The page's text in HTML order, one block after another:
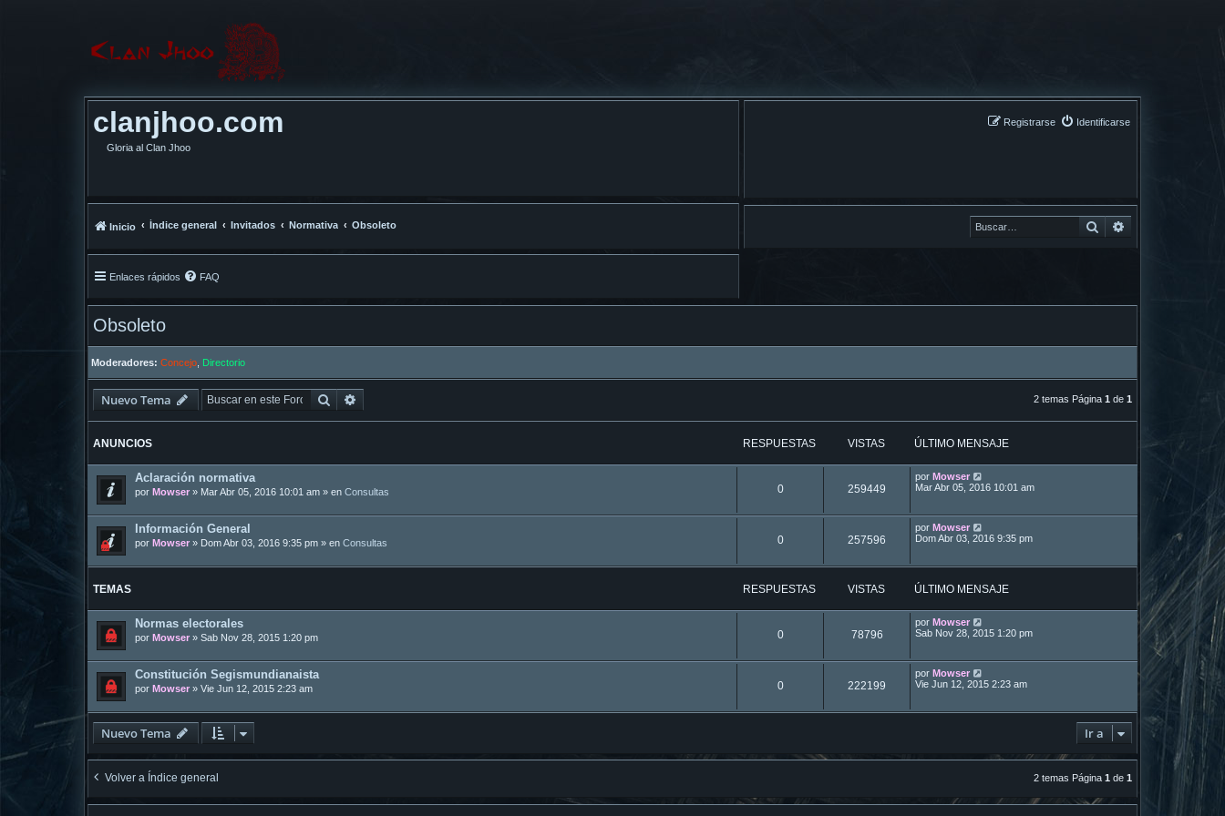
clanjhoo.com
Gloria al Clan Jhoo
Identificarse
Registrarse
Buscar
Inicio Índice general Invitados Normativa Obsoleto
Enlaces rápidos FAQ
Obsoleto
Moderadores: Concejo Directorio
Nuevo Tema Buscar 2 temas Página 1 de 1
ANUNCIOS RESPUESTAS VISTAS ÚLTIMO MENSAJE
Aclaración normativa
por Mowser » Mar Abr 05, 2016 10:01 am » en Consultas 0 259449
por Mowser
Mar Abr 05, 2016 10:01 am
Información General
por Mowser » Dom Abr 03, 2016 9:35 pm » en Consultas 0 257596
por Mowser
Dom Abr 03, 2016 9:35 pm
TEMAS RESPUESTAS VISTAS ÚLTIMO MENSAJE
Normas electorales
por Mowser » Sab Nov 28, 2015 1:20 pm 0 78796
por Mowser
Sab Nov 28, 2015 1:20 pm
Constitución Segismundianaista
por Mowser » Vie Jun 12, 2015 2:23 am 0 222199
por Mowser
Vie Jun 12, 2015 2:23 am
Nuevo Tema Ir a
Volver a Índice general 2 temas Página 1 de 1